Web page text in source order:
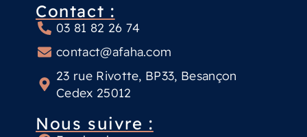
Contact :
03 81 82 26 74
contact@afaha.com
23 rue Rivotte, BP33, Besançon
Cedex 25012
Nous suivre :